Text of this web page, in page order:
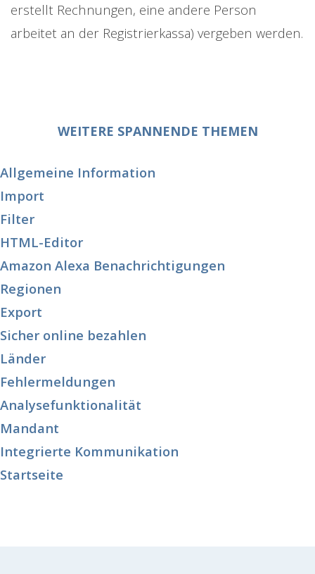
erstellt Rechnungen, eine andere Person
arbeitet an der Registrierkassa) vergeben werden.
WEITERE SPANNENDE THEMEN
Allgemeine Information
Import
Filter
HTML-Editor
Amazon Alexa Benachrichtigungen
Regionen
Export
Sicher online bezahlen
Länder
Fehlermeldungen
Analysefunktionalität
Mandant
Integrierte Kommunikation
Startseite